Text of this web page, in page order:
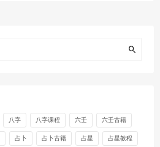
八字 八字课程 六壬 六壬古籍
占卜 占卜古籍 占星 占星教程